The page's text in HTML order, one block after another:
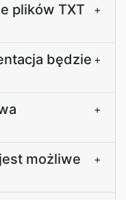
plików TXT
+
będzie +
+
możliwe
+